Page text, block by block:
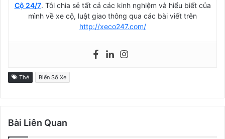
Cộ 24/7. Tôi chia sẻ tất cả các kinh nghiệm và hiểu biết của
mình về xe cộ, luật giao thông qua các bài viết trên
http://xeco247.com/
Thẻ Biển Số Xe
Bài Liên Quan